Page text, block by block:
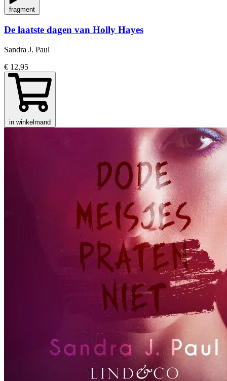
fragment
De laatste dagen van Holly Hayes
Sandra J. Paul
€ 12,95
in winkelmand